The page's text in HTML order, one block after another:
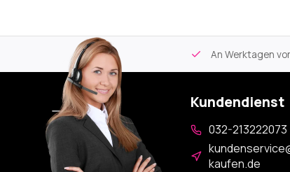
Kostenloser Versand An Werktagen
Kundendienst
032-
kaufen.de